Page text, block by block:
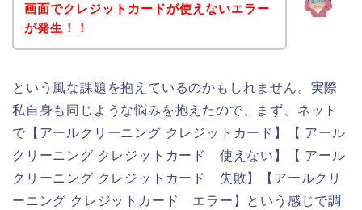
画面でクレジットカードが使えないエラー
が発生！！
という風な課題を抱えているのかもしれません。実際
私自身も同じような悩みを抱えたので、まず、ネット
で【アールクリーニング クレジットカード】【 アール
クリーニング クレジットカード 使えない】【 アール
クリーニング クレジットカード 失敗】【アールクリ
ーニング クレジットカード エラー】という感じで調